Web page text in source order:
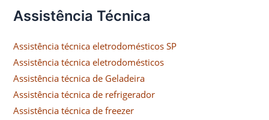
Assistência Técnica
Assistência técnica eletrodomésticos SP
Assistência técnica eletrodomésticos
Assistência técnica de Geladeira
Assistência técnica de refrigerador
Assistência técnica de freezer